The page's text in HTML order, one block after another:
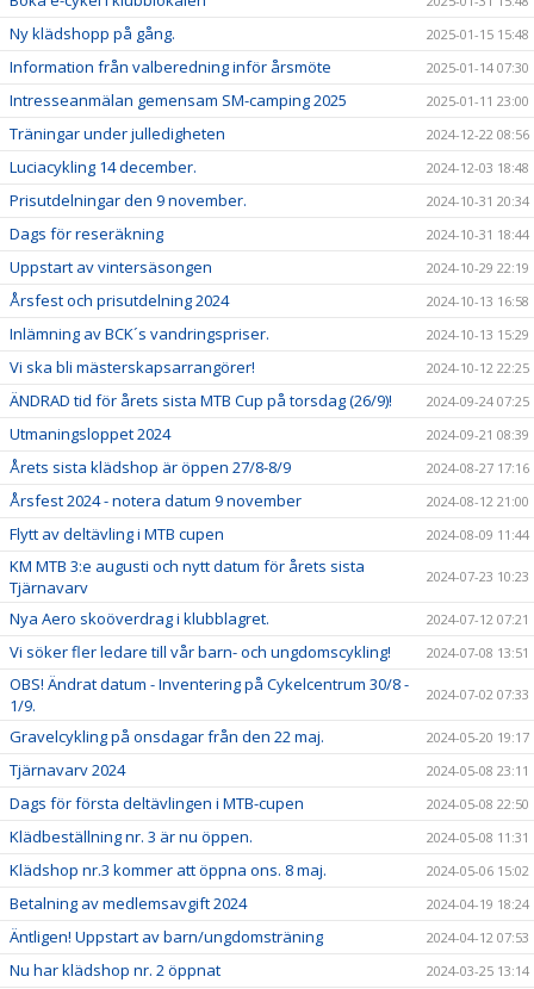
Ny klädshopp på gång. 2025-01-15 15:48
Information från valberedning inför årsmöte 2025-01-14 07:30
Intresseanmälan gemensam SM-camping 2025 2025-01-11 23:00
Träningar under julledigheten 2024-12-22 08:56
Luciacykling 14 december. 2024-12-03 18:48
Prisutdelningar den 9 november. 2024-10-31 20:34
Dags för reseräkning 2024-10-31 18:44
Uppstart av vintersäsongen 2024-10-29 22:19
Årsfest och prisutdelning 2024 2024-10-13 16:58
Inlämning av BCK´s vandringspriser. 2024-10-13 15:29
Vi ska bli mästerskapsarrangörer! 2024-10-12 22:25
ÄNDRAD tid för årets sista MTB Cup på torsdag (26/9)! 2024-09-24 07:25
Utmaningsloppet 2024 2024-09-21 08:39
Årets sista klädshop är öppen 27/8-8/9 2024-08-27 17:16
Årsfest 2024 - notera datum 9 november 2024-08-12 21:00
Flytt av deltävling i MTB cupen 2024-08-09 11:44
KM MTB 3:e augusti och nytt datum för årets sista
Tjärnavarv
2024-07-23 10:23
Nya Aero skoöverdrag i klubblagret. 2024-07-12 07:21
Vi söker fler ledare till vår barn- och ungdomscykling! 2024-07-08 13:51
OBS! Ändrat datum - Inventering på Cykelcentrum 30/8 -
1/9.
2024-07-02 07:33
Gravelcykling på onsdagar från den 22 maj. 2024-05-20 19:17
Tjärnavarv 2024 2024-05-08 23:11
Dags för första deltävlingen i MTB-cupen 2024-05-08 22:50
Klädbeställning nr. 3 är nu öppen. 2024-05-08 11:31
Klädshop nr.3 kommer att öppna ons. 8 maj. 2024-05-06 15:02
Betalning av medlemsavgift 2024 2024-04-19 18:24
Äntligen! Uppstart av barn/ungdomsträning 2024-04-12 07:53
Nu har klädshop nr. 2 öppnat 2024-03-25 13:14